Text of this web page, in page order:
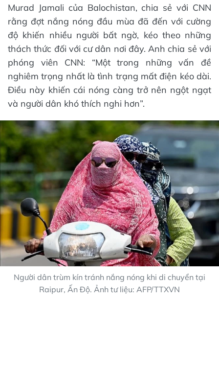
Murad Jamali của Balochistan, chia sẻ với CNN
rằng đợt nắng nóng đầu mùa đã đến với cường
độ khiến nhiều người bất ngờ, kéo theo những
thách thức đối với cư dân nơi đây. Anh chia sẻ với
phóng viên CNN: “Một trong những vấn đề
nghiêm trọng nhất là tình trạng mất điện kéo dài.
Điều này khiến cái nóng càng trở nên ngột ngạt
và người dân khó thích nghi hơn”.
Người dân trùm kín tránh nắng nóng khi di chuyển tại
Raipur, Ấn Độ. Ảnh tư liệu: AFP/TTXVN